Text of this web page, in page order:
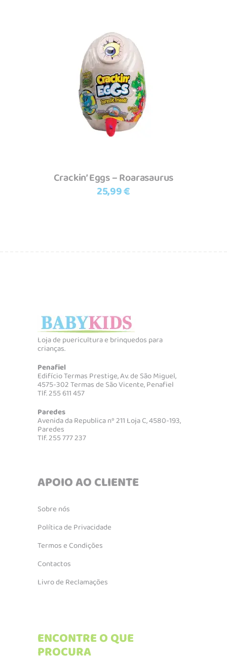
Adicionar
Crackin’ Eggs – Roarasaurus
25,99€
Loja de puericultura e brinquedos para
crianças.
Penafiel
Edifício Termas Prestige, Av. de São Miguel,
4575-302 Termas de São Vicente, Penafiel
Tlf. 255 611 457
Paredes
Avenida da Republica nº 211 Loja C, 4580-193,
Paredes
Tlf. 255 777 237
APOIO AO CLIENTE
Sobre nós
Política de Privacidade
Termos e Condições
Contactos
Livro de Reclamações
ENCONTRE O QUE
PROCURA